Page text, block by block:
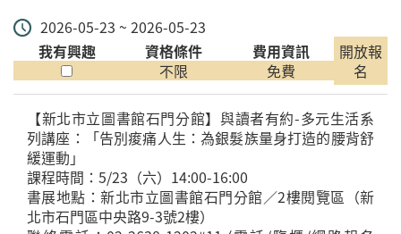
2026-05-23 ~ 2026-05-23
我有興趣
資格條件
不限
費用資訊
免費
開放報
名
【新北市立圖書館石門分館】與讀者有約-多元生活系
列講座：「告別痠痛人生：為銀髮族量身打造的腰背舒
緩運動」
課程時間：5/23（六）14:00-16:00
書展地點：新北市立圖書館石門分館／2樓閱覽區（新
北市石門區中央路9-3號2樓）